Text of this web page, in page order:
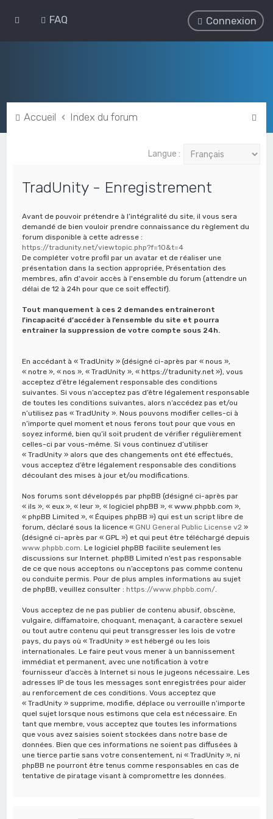
FAQ Connexion
Accueil Index du forum
Langue :
TradUnity - Enregistrement
Avant de pouvoir prétendre à l’intégralité du site, il vous sera
demandé de bien vouloir prendre connaissance du règlement du
forum disponible à cette adresse :
https://tradunity.net/viewtopic.php?f=10&t=4
De compléter votre profil par un avatar et de réaliser une
présentation dans la section appropriée, Présentation des
membres, afin d'avoir accès à l'ensemble du forum (attendre un
délai de 12 à 24h pour que ce soit effectif).
Tout manquement à ces 2 demandes entraineront
l’incapacité d’accéder à l’ensemble du site et pourra
entrainer la suppression de votre compte sous 24h.
En accédant à « TradUnity » (désigné ci-après par « nous »,
« notre », « nos », « TradUnity », « https://tradunity.net »), vous
acceptez d’être légalement responsable des conditions
suivantes. Si vous n’acceptez pas d’être légalement responsable
de toutes les conditions suivantes, alors n’accédez pas et/ou
n’utilisez pas « TradUnity ». Nous pouvons modifier celles-ci à
n’importe quel moment et nous ferons tout pour que vous en
soyez informé, bien qu’il soit prudent de vérifier régulièrement
celles-ci par vous-même. Si vous continuez d’utiliser
« TradUnity » alors que des changements ont été effectués,
vous acceptez d’être légalement responsable des conditions
découlant des mises à jour et/ou modifications.
Nos forums sont développés par phpBB (désigné ci-après par
« ils », « eux », « leur », « logiciel phpBB », « www.phpbb.com »,
« phpBB Limited », « Équipes phpBB ») qui est un script libre de
forum, déclaré sous la licence « GNU General Public License v2 »
(désigné ci-après par « GPL ») et qui peut être téléchargé depuis
www.phpbb.com . Le logiciel phpBB facilite seulement les
discussions sur Internet. phpBB Limited n’est pas responsable
de ce que nous acceptons ou n’acceptons pas comme contenu
ou conduite permis. Pour de plus amples informations au sujet
de phpBB, veuillez consulter : https://www.phpbb.com/
Vous acceptez de ne pas publier de contenu abusif, obscène,
vulgaire, diffamatoire, choquant, menaçant, à caractère sexuel
ou tout autre contenu qui peut transgresser les lois de votre
pays, du pays où « TradUnity » est hébergé ou les lois
internationales. Le faire peut vous mener à un bannissement
immédiat et permanent, avec une notification à votre
fournisseur d’accès à Internet si nous le jugeons nécessaire. Les
adresses IP de tous les messages sont enregistrées pour aider
au renforcement de ces conditions. Vous acceptez que
« TradUnity » supprime, modifie, déplace ou verrouille n’importe
quel sujet lorsque nous estimons que cela est nécessaire. En
tant que membre, vous acceptez que toutes les informations
que vous avez saisies soient stockées dans notre base de
données. Bien que ces informations ne soient pas diffusées à
une tierce partie sans votre consentement, ni « TradUnity », ni
phpBB ne pourront être tenus comme responsables en cas de
tentative de piratage visant à compromettre les données.